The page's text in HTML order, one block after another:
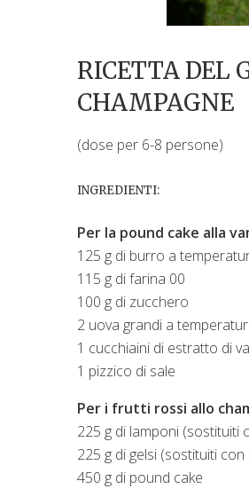
RICETTA DEL
CHAMPAGNE
(dose per 6-8 persone)
INGREDIENTI:
Per la pound cake alla
125 g di burro a
115 g di farina 00
100 g di zucchero
2 uova grandi a
1 cucchiaini di estratto di
1 pizzico di sale
Per i frutti rossi allo
225 g di lamponi (sostituiti
225 g di gelsi (sostituiti con
450 g di pound cake